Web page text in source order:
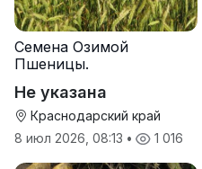
Семена Озимой
Пшеницы.
Не указана
Краснодарский край
8 июл 2026, 08:13 • 1 016